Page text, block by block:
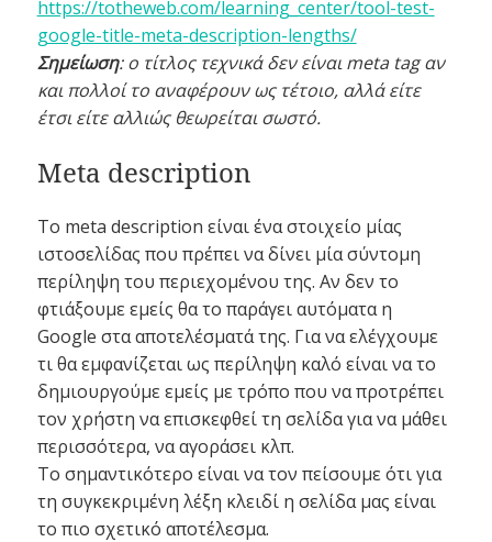
https://totheweb.com/learning_center/tool-test-
google-title-meta-description-lengths/
Σημείωση: ο τίτλος τεχνικά δεν είναι meta tag αν
και πολλοί το αναφέρουν ως τέτοιο, αλλά είτε
έτσι είτε αλλιώς θεωρείται σωστό.
Meta description
Το meta description είναι ένα στοιχείο μίας
ιστοσελίδας που πρέπει να δίνει μία σύντομη
περίληψη του περιεχομένου της. Αν δεν το
φτιάξουμε εμείς θα το παράγει αυτόματα η
Google στα αποτελέσματά της. Για να ελέγχουμε
τι θα εμφανίζεται ως περίληψη καλό είναι να το
δημιουργούμε εμείς με τρόπο που να προτρέπει
τον χρήστη να επισκεφθεί τη σελίδα για να μάθει
περισσότερα, να αγοράσει κλπ.
Το σημαντικότερο είναι να τον πείσουμε ότι για
τη συγκεκριμένη λέξη κλειδί η σελίδα μας είναι
το πιο σχετικό αποτέλεσμα.